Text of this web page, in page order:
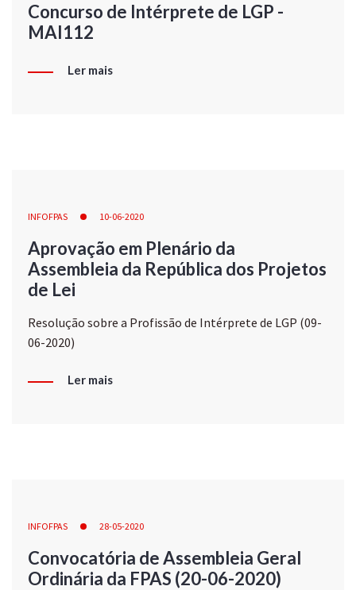
Concurso de Intérprete de LGP -
MAI112
Ler mais
INFOFPAS 10-06-2020
Aprovação em Plenário da
Assembleia da República dos Projetos
de Lei
Resolução sobre a Profissão de Intérprete de LGP (09-
06-2020)
Ler mais
INFOFPAS 28-05-2020
Convocatória de Assembleia Geral
Ordinária da FPAS (20-06-2020)